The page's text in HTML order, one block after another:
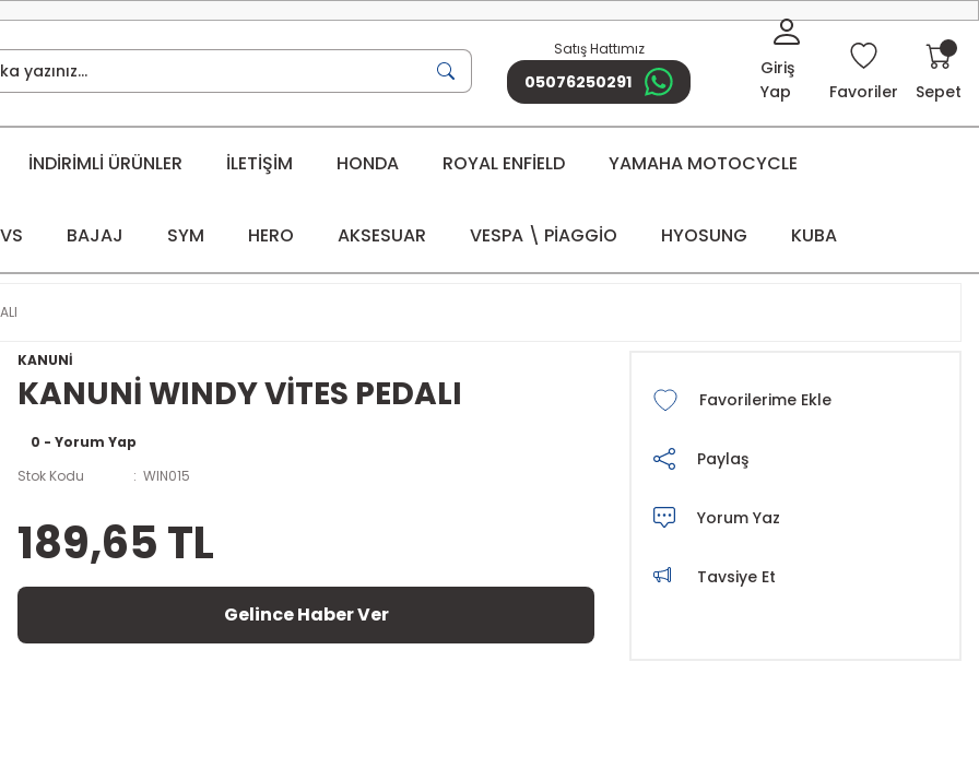
Satış Hattımız
05076250291
Giriş
Yap
Favoriler Sepet
İNDİRİMLİ ÜRÜNLER İLETİŞİM HONDA ROYAL ENFİELD YAMAHA MOTOCYCLE
BAJAJ SYM HERO AKSESUAR VESPA \ PİAGGİO HYOSUNG KUBA
KANUNİ
KANUNİ WINDY VİTES PEDALI
0 - Yorum Yap
Stok Kodu
WIN015
189,65 TL
Gelince Haber Ver
Paylaş
Yorum Yaz
Tavsiye Et